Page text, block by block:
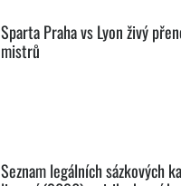
Sparta Praha vs Lyon živý
mistrů
Seznam legálních sázkových